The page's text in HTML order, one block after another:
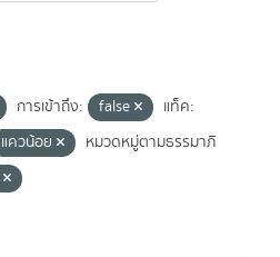
การเข้าถึง: false
แท็ค:
แควน้อย
หมวดหมู่ตามธรรมาภิ